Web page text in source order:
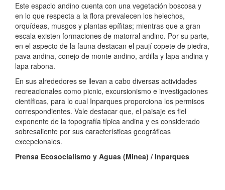
Este espacio andino cuenta con una vegetación boscosa y
en lo que respecta a la flora prevalecen los helechos,
orquídeas, musgos y plantas epífitas; mientras que a gran
escala existen formaciones de matorral andino. Por su parte,
en el aspecto de la fauna destacan el paují copete de piedra,
pava andina, conejo de monte andino, ardilla y lapa andina y
lapa rabona.
En sus alrededores se llevan a cabo diversas actividades
recreacionales como picnic, excursionismo e investigaciones
científicas, para lo cual Inparques proporciona los permisos
correspondientes. Vale destacar que, el paisaje es fiel
exponente de la topografía típica andina y es considerado
sobresaliente por sus características geográficas
excepcionales.
Prensa Ecosocialismo y Aguas (Minea) / Inparques